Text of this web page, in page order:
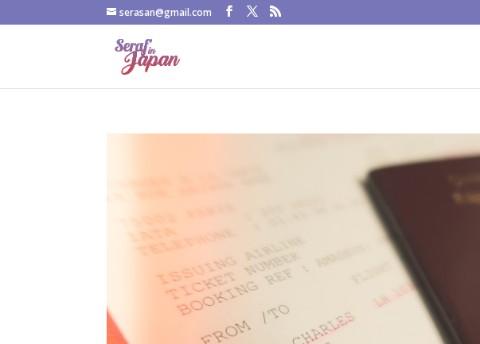
serasan@gmail.com